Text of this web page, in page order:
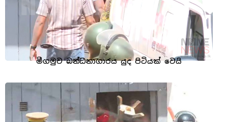
මීගමුව බන්ධනාගාරය යුද පිටියක් වෙයි